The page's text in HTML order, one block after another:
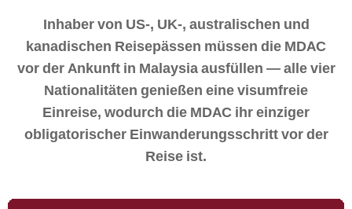
Inhaber von US-, UK-, australischen und
kanadischen Reisepässen müssen die MDAC
vor der Ankunft in Malaysia ausfüllen — alle vier
Nationalitäten genießen eine visumfreie
Einreise, wodurch die MDAC ihr einziger
obligatorischer Einwanderungsschritt vor der
Reise ist.